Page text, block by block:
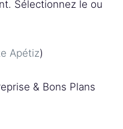
Sélectionnez le ou
Apétiz)
& Bons Plans